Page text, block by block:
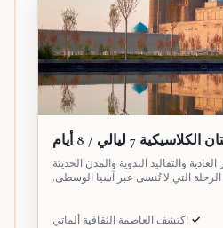
7 ليالي / 8 أيام
والتقاليد البدوية والمدن الحديثة
التي لا تُنسى عبر آسيا الوسطى.
✓ اكتشف العاصمة الثقافية ألماتي